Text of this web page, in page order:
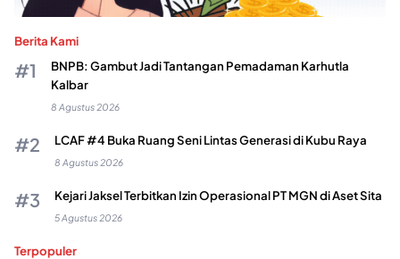
Berita Kami
BNPB: Gambut Jadi Tantangan Pemadaman Karhutla
Kalbar
8 Agustus 2026
LCAF #4 Buka Ruang Seni Lintas Generasi di Kubu Raya
8 Agustus 2026
Kejari Jaksel Terbitkan Izin Operasional PT MGN di Aset Sita
5 Agustus 2026
Terpopuler